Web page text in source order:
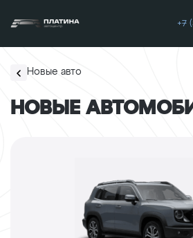
+7
Новые авто
НОВЫЕ